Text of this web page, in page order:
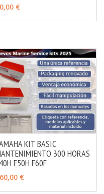
€
AÑADIR MÁS INFO
KIT BASIC
300 HORAS
F50H F60F
€